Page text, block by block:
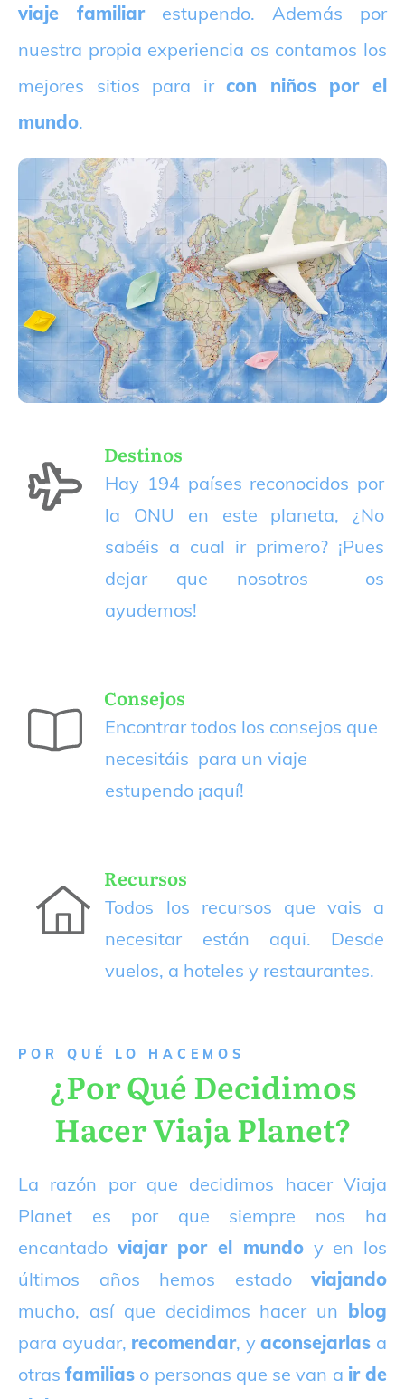
viaje familiarestupendo. Además por
nuestra propia experiencia os contamos los
mejores sitios para ircon niños por el
mundo.
Destinos
Hay 194 países reconocidos por
la ONU en este planeta, ¿No
sabéis a cual ir primero? ¡Pues
dejar que nosotros os
ayudemos!
Consejos
Encontrar todos los consejos que
necesitáis para un viaje
estupendo ¡aquí!
Recursos
Todos los recursos que vais a
necesitar están aqui. Desde
vuelos, a hoteles y restaurantes.
P OR QUÉ LO HACEMOS
¿Por Qué Decidimos
Hacer Viaja Planet?
La razón por que decidimos hacer Viaja
Planet es por que siempre nos ha
encantado viajar por el mundoy en los
últimos años hemos estado viajando
mucho, así que decidimos hacer un blog
para ayudar, recomendar, yaconsejarlas a
otrasfamilias o personas que se van a ir de